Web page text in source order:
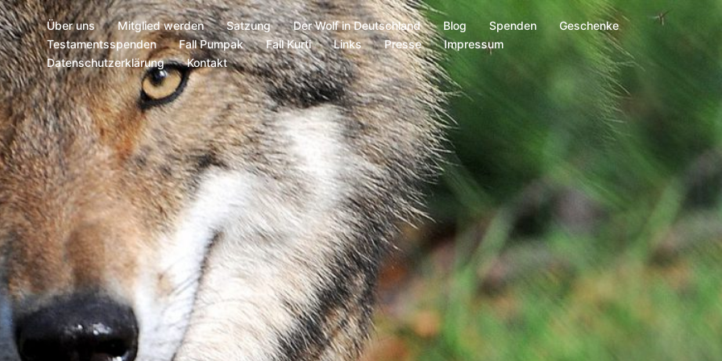
Über uns Mitglied werden Satzung Der Wolf in Deutschland Blog Spenden
Geschenke
Testamentsspenden
Fall Pumpak Fall Kurti Links Presse
Impressum
Datenschutzerklärung
Kontakt